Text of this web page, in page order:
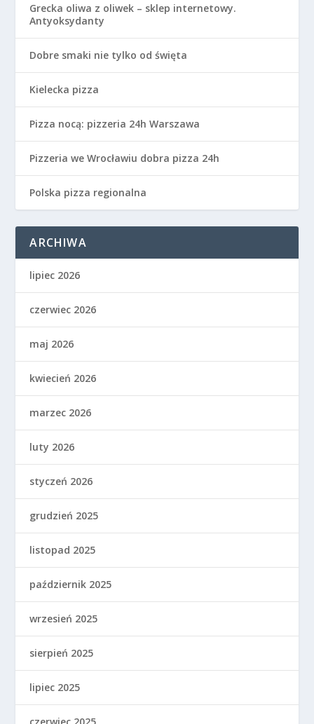
Grecka oliwa z oliwek – sklep internetowy.
Antyoksydanty
Dobre smaki nie tylko od święta
Kielecka pizza
Pizza nocą: pizzeria 24h Warszawa
Pizzeria we Wrocławiu dobra pizza 24h
Polska pizza regionalna
ARCHIWA
lipiec 2026
czerwiec 2026
maj 2026
kwiecień 2026
marzec 2026
luty 2026
styczeń 2026
grudzień 2025
listopad 2025
październik 2025
wrzesień 2025
sierpień 2025
lipiec 2025